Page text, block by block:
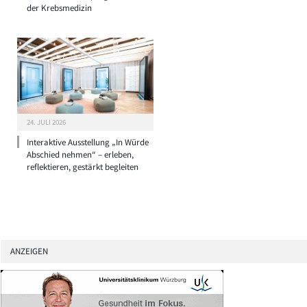
der Krebsmedizin
24. JULI 2026
Interaktive Ausstellung „In Würde
Abschied nehmen“ – erleben,
reflektieren, gestärkt begleiten
ANZEIGEN